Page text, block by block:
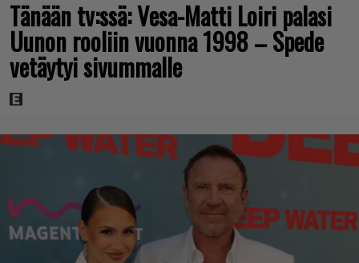
Tänään tv:ssä: Vesa-Matti Loiri palasi
Uunon rooliin vuonna 1998 – Spede
vetäytyi sivummalle